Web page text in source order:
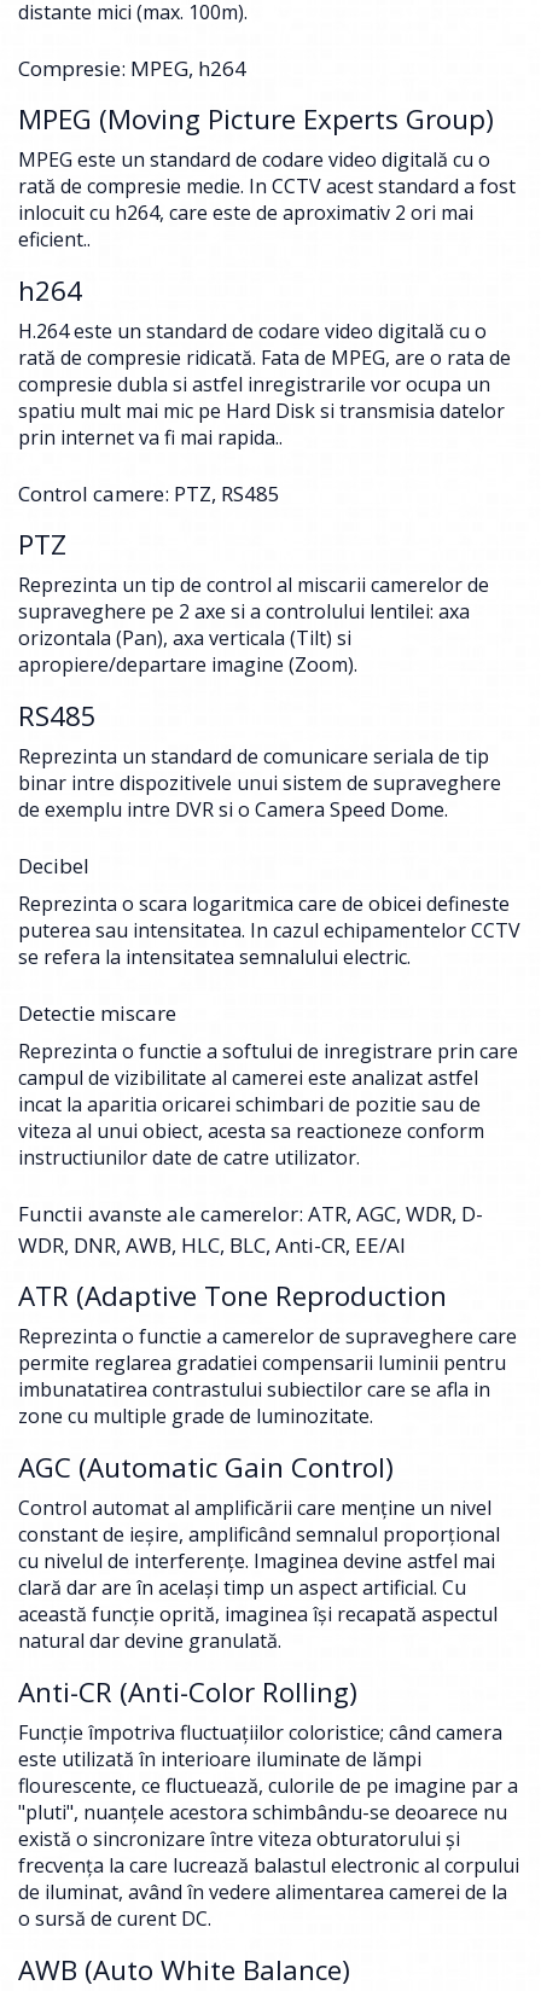
distante mici (max. 100m).
Compresie: MPEG, h264
MPEG (Moving Picture Experts Group)
MPEG este un standard de codare video digitală cu o
rată de compresie medie. In CCTV acest standard a fost
inlocuit cu h264, care este de aproximativ 2 ori mai
eficient..
h264
H.264 este un standard de codare video digitală cu o
rată de compresie ridicată. Fata de MPEG, are o rata de
compresie dubla si astfel inregistrarile vor ocupa un
spatiu mult mai mic pe Hard Disk si transmisia datelor
prin internet va fi mai rapida..
Control camere: PTZ, RS485
PTZ
Reprezinta un tip de control al miscarii camerelor de
supraveghere pe 2 axe si a controlului lentilei: axa
orizontala (Pan), axa verticala (Tilt) si
apropiere/departare imagine (Zoom).
RS485
Reprezinta un standard de comunicare seriala de tip
binar intre dispozitivele unui sistem de supraveghere
de exemplu intre DVR si o Camera Speed Dome.
Decibel
Reprezinta o scara logaritmica care de obicei defineste
puterea sau intensitatea. In cazul echipamentelor CCTV
se refera la intensitatea semnalului electric.
Detectie miscare
Reprezinta o functie a softului de inregistrare prin care
campul de vizibilitate al camerei este analizat astfel
incat la aparitia oricarei schimbari de pozitie sau de
viteza al unui obiect, acesta sa reactioneze conform
instructiunilor date de catre utilizator.
Functii avanste ale camerelor: ATR, AGC, WDR, D-
WDR, DNR, AWB, HLC, BLC, Anti-CR, EE/AI
ATR (Adaptive Tone Reproduction
Reprezinta o functie a camerelor de supraveghere care
permite reglarea gradatiei compensarii luminii pentru
imbunatatirea contrastului subiectilor care se afla in
zone cu multiple grade de luminozitate.
AGC (Automatic Gain Control)
Control automat al amplificării care menţine un nivel
constant de ieşire, amplificând semnalul proporţional
cu nivelul de interferenţe. Imaginea devine astfel mai
clară dar are în acelaşi timp un aspect artificial. Cu
această funcţie oprită, imaginea îşi recapată aspectul
natural dar devine granulată.
Anti-CR (Anti-Color Rolling)
Funcţie împotriva fluctuaţiilor coloristice; când camera
este utilizată în interioare iluminate de lămpi
flourescente, ce fluctuează, culorile de pe imagine par a
"pluti", nuanţele acestora schimbându-se deoarece nu
există o sincronizare între viteza obturatorului şi
frecvenţa la care lucrează balastul electronic al corpului
de iluminat, având în vedere alimentarea camerei de la
o sursă de curent DC.
AWB (Auto White Balance)